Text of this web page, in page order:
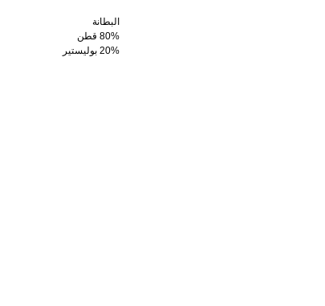
البطانة
80% قطن
20% بوليستير